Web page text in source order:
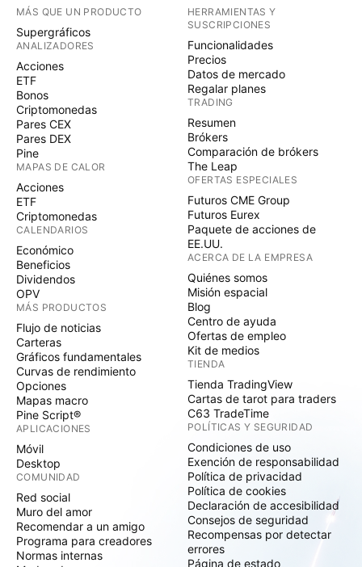
MÁS QUE UN PRODUCTO
Supergráficos
ANALIZADORES
Acciones
ETF
Bonos
Criptomonedas
Pares CEX
Pares DEX
Pine
MAPAS DE CALOR
Acciones
ETF
Criptomonedas
CALENDARIOS
Económico
Beneficios
Dividendos
OPV
MÁS PRODUCTOS
Flujo de noticias
Carteras
Gráficos fundamentales
Curvas de rendimiento
Opciones
Mapas macro
Pine Script®
APLICACIONES
Móvil
Desktop
COMUNIDAD
Red social
Muro del amor
Recomendar a un amigo
Programa para creadores
Normas internas
HERRAMIENTAS Y
SUSCRIPCIONES
Funcionalidades
Precios
Datos de mercado
Regalar planes
TRADING
Resumen
Brókers
Comparación de brókers
The Leap
OFERTAS ESPECIALES
Futuros CME Group
Futuros Eurex
Paquete de acciones de
EE.UU.
ACERCA DE LA EMPRESA
Quiénes somos
Misión espacial
Blog
Centro de ayuda
Ofertas de empleo
Kit de medios
TIENDA
Tienda TradingView
Cartas de tarot para traders
C63 TradeTime
POLÍTICAS Y SEGURIDAD
Condiciones de uso
Exención de responsabilidad
Política de privacidad
Política de cookies
Declaración de accesibilidad
Consejos de seguridad
Recompensas por detectar
errores
Página de estado